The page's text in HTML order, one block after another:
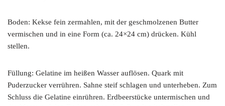
Boden: Kekse fein zermahlen, mit der geschmolzenen Butter
vermischen und in eine Form (ca. 24×24 cm) drücken. Kühl
stellen.
Füllung: Gelatine im heißen Wasser auflösen. Quark mit
Puderzucker verrühren. Sahne steif schlagen und unterheben. Zum
Schluss die Gelatine einrühren. Erdbeerstücke untermischen und